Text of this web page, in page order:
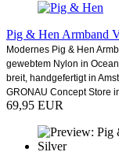
Pig & Hen Armband
Modernes Pig & Hen
gewebtem Nylon in
breit, handgefertigt in
GRONAU Concept Store
69,95 EUR